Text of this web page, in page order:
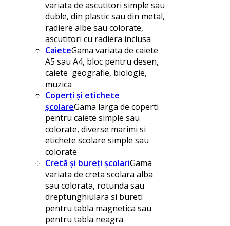
variata de ascutitori simple sau
duble, din plastic sau din metal,
radiere albe sau colorate,
ascutitori cu radiera inclusa
CaieteGama variata de caiete
A5 sau A4, bloc pentru desen,
caiete geografie, biologie,
muzica
Coperți și etichete
școlareGama larga de coperti
pentru caiete simple sau
colorate, diverse marimi si
etichete scolare simple sau
colorate
Cretă și bureți școlariGama
variata de creta scolara alba
sau colorata, rotunda sau
dreptunghiulara si bureti
pentru tabla magnetica sau
pentru tabla neagra